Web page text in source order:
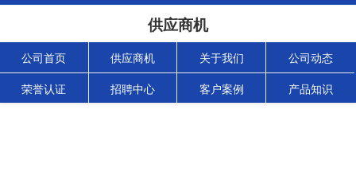
供应商机
公司首页 供应商机 关于我们 公司动态
荣誉认证 招聘中心 客户案例 产品知识